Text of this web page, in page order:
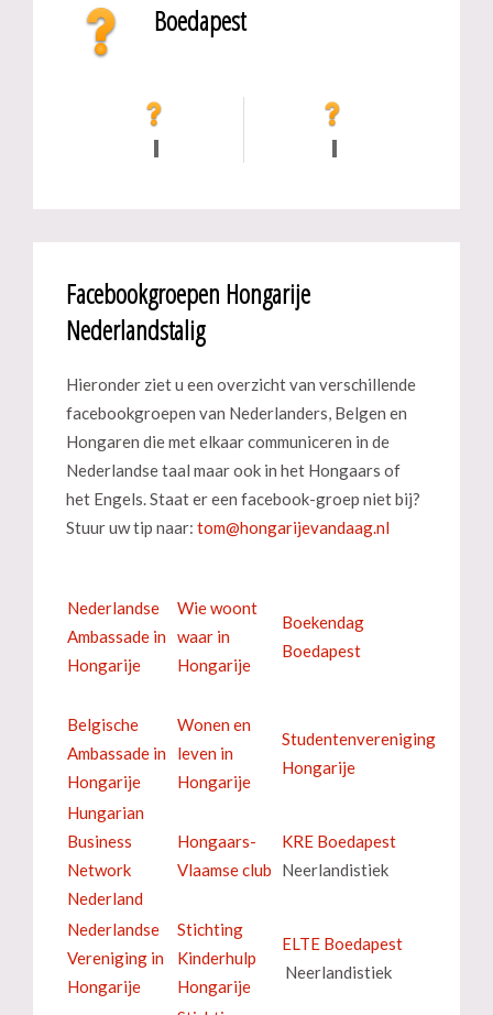
Boedapest
Facebookgroepen Hongarije
Nederlandstalig
Hieronder ziet u een overzicht van verschillende
facebookgroepen van Nederlanders, Belgen en
Hongaren die met elkaar communiceren in de
Nederlandse taal maar ook in het Hongaars of
het Engels. Staat er een facebook-groep niet bij?
Stuur uw tip naar:
Nederlandse
Ambassade in
Hongarije
Wie woont
waar in
Hongarije
Boekendag
Boedapest
Belgische
Ambassade in
Hongarije
Wonen en
leven in
Hongarije
Studentenvereniging
Hongarije
Hungarian
Business
Network
Nederland
Hongaars-
Vlaamse club
KRE Boedapest
Neerlandistiek
Nederlandse
Vereniging in
Hongarije
Stichting
Kinderhulp
Hongarije
ELTE Boedapest
Neerlandistiek